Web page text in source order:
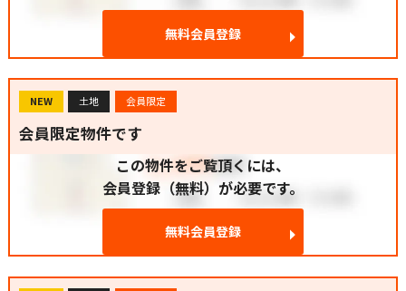
無料会員登録
NEW 土地 会員限定
会員限定物件です
この物件をご覧頂くには、
会員登録（無料）が必要です。
無料会員登録